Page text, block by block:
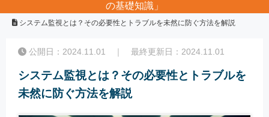
の基礎知識」
システム監視とは？その必要性とトラブルを未然に防ぐ方法を解説
公開日：2024.11.01 ｜ 最終更新日：2024.11.01
システム監視とは？その必要性とトラブルを
未然に防ぐ方法を解説